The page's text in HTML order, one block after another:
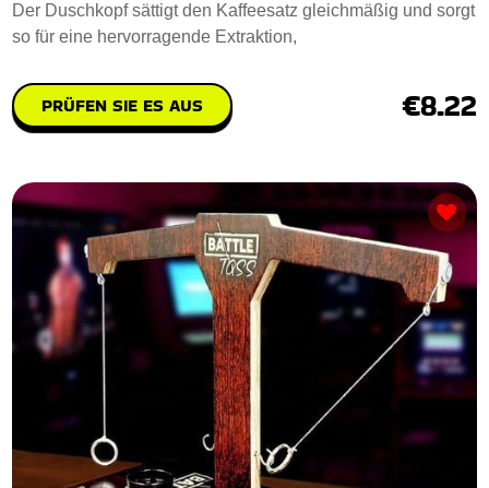
Der Duschkopf sättigt den Kaffeesatz gleichmäßig und sorgt
so für eine hervorragende Extraktion,
PRÜFEN SIE ES AUS €8.22